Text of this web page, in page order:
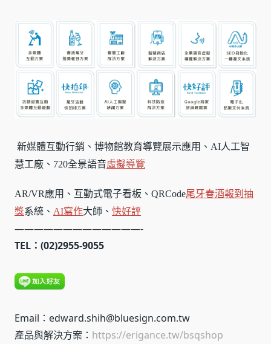
新媒體互動行銷、博物館教育導覽展示應用、AI人工智
慧工廠、720全景語音虛擬導覽
AR/VR應用、互動式電子看板、QRCode尾牙春酒報到 抽
獎系統、 AI寫作大師、 快好評
—————————————-
TEL：(02)2955-9055
Email：edward.shih@bluesign.com.tw
產品與解決方案： https://erigance.tw/bsqshop